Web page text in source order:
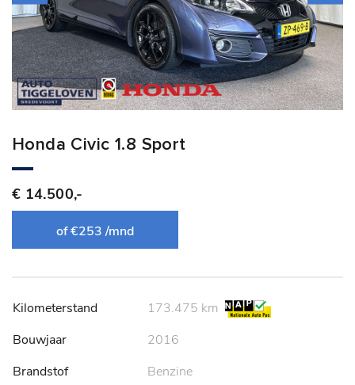
Honda Civic 1.8 Sport
€ 14.500,-
of €253 /mnd
Kilometerstand
173.475 km
Bouwjaar
2016
Brandstof
Benzine